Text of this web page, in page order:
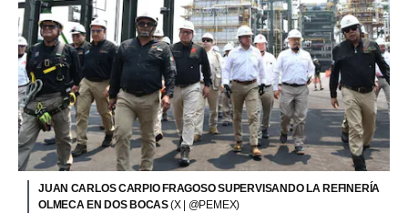
JUAN CARLOS CARPIO FRAGOSO SUPERVISANDO LA REFINERÍA
OLMECA EN DOS BOCAS(X | @PEMEX)